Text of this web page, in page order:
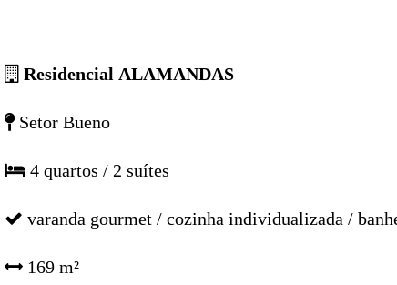
Residencial ALAMANDAS
Setor Bueno
4 quartos / 2 suítes
varanda gourmet / cozinha individualizada /
169 m²